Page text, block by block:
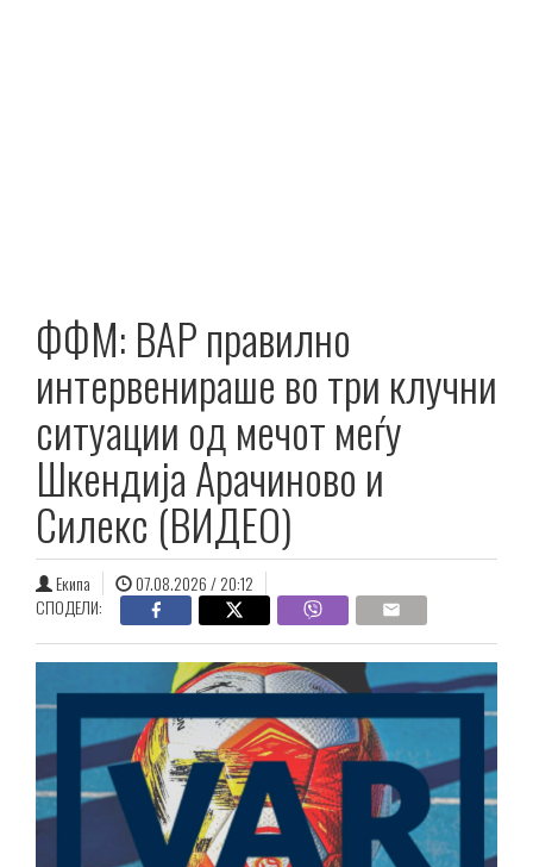
ФФМ: ВАР правилно
интервенираше во три клучни
ситуации од мечот меѓу
Шкендија Aрачиново и
Силекс (ВИДЕО)
Екипа
07.08.2026 / 20:12
СПОДЕЛИ: